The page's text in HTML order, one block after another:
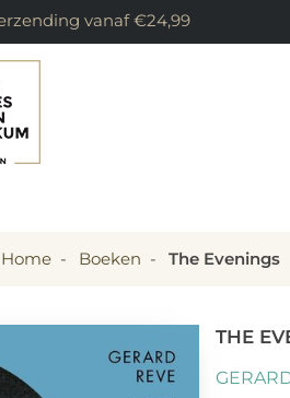
vanaf €24,99
Home - Boeken - The Evenings
THE